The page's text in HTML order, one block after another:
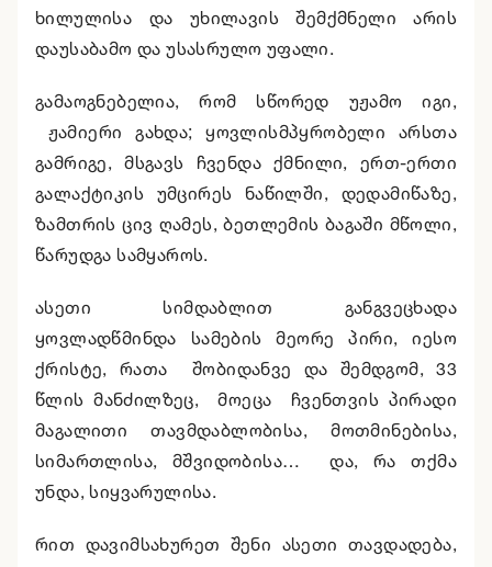
ხილულისა და უხილავის შემქმნელი არის
დაუსაბამო და უსასრულო უფალი.
გამაოგნებელია, რომ სწორედ უჟამო იგი,
ჟამიერი გახდა; ყოვლისმპყრობელი არსთა
გამრიგე, მსგავს ჩვენდა ქმნილი, ერთ-ერთი
გალაქტიკის უმცირეს ნაწილში, დედამიწაზე,
ზამთრის ცივ ღამეს, ბეთლემის ბაგაში მწოლი,
წარუდგა სამყაროს.
ასეთი სიმდაბლით განგვეცხადა
ყოვლადწმინდა სამების მეორე პირი, იესო
ქრისტე, რათა შობიდანვე და შემდგომ, 33
წლის მანძილზეც, მოეცა ჩვენთვის პირადი
მაგალითი თავმდაბლობისა, მოთმინებისა,
სიმართლისა, მშვიდობისა… და, რა თქმა
უნდა, სიყვარულისა.
რით დავიმსახურეთ შენი ასეთი თავდადება,